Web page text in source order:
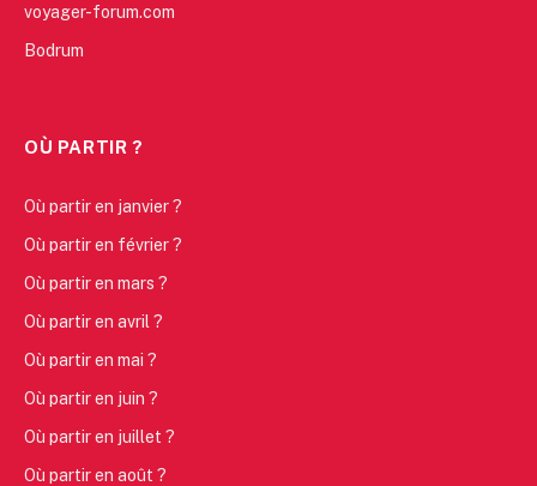
voyager-forum.com
Bodrum
OÙ PARTIR ?
Où partir en janvier ?
Où partir en février ?
Où partir en mars ?
Où partir en avril ?
Où partir en mai ?
Où partir en juin ?
Où partir en juillet ?
Où partir en août ?